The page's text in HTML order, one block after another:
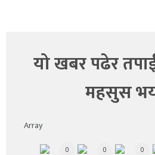
यो खबर पढेर
महसुस
Array
0 0 0